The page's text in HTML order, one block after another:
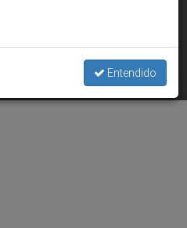
Entendido